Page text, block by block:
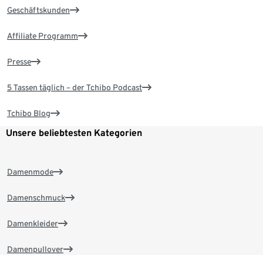
Geschäftskunden
Affiliate Programm
Presse
5 Tassen täglich – der Tchibo Podcast
Tchibo Blog
Unsere beliebtesten Kategorien
Damenmode
Damenschmuck
Damenkleider
Damenpullover